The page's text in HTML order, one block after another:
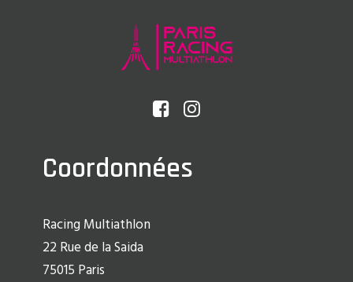
Coordonnées
Racing Multiathlon
22 Rue de la Saida
75015 Paris